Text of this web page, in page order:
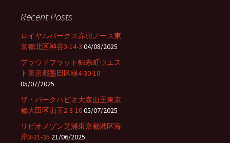
h
f
o
:
Recent Posts
ロイヤルパークス赤羽ノース東
京都北区神谷3-14-3 04/08/2025
プラウドフラット錦糸町ウエス
ト東京都墨田区緑4-30-10
05/07/2025
ザ・パークハビオ大森山王東京
都大田区山王2-3-1005/07/2025
リビオメゾン芝浦東京都港区海
岸3-21-35 21/06/2025